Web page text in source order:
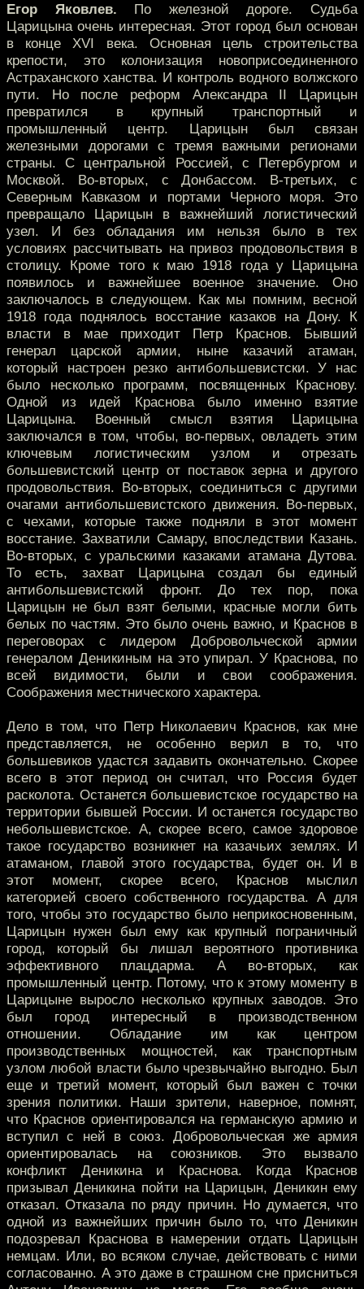
Егор Яковлев. По железной дороге. Судьба
Царицына очень интересная. Этот город был основан
в конце XVI века. Основная цель строительства
крепости, это колонизация новоприсоединенного
Астраханского ханства. И контроль водного волжского
пути. Но после реформ Александра II Царицын
превратился в крупный транспортный и
промышленный центр. Царицын был связан
железными дорогами с тремя важными регионами
страны. С центральной Россией, с Петербургом и
Москвой. Во-вторых, с Донбассом. В-третьих, с
Северным Кавказом и портами Черного моря. Это
превращало Царицын в важнейший логистический
узел. И без обладания им нельзя было в тех
условиях рассчитывать на привоз продовольствия в
столицу. Кроме того к маю 1918 года у Царицына
появилось и важнейшее военное значение. Оно
заключалось в следующем. Как мы помним, весной
1918 года поднялось восстание казаков на Дону. К
власти в мае приходит Петр Краснов. Бывший
генерал царской армии, ныне казачий атаман,
который настроен резко антибольшевистски. У нас
было несколько программ, посвященных Краснову.
Одной из идей Краснова было именно взятие
Царицына. Военный смысл взятия Царицына
заключался в том, чтобы, во-первых, овладеть этим
ключевым логистическим узлом и отрезать
большевистский центр от поставок зерна и другого
продовольствия. Во-вторых, соединиться с другими
очагами антибольшевистского движения. Во-первых,
с чехами, которые также подняли в этот момент
восстание. Захватили Самару, впоследствии Казань.
Во-вторых, с уральскими казаками атамана Дутова.
То есть, захват Царицына создал бы единый
антибольшевистский фронт. До тех пор, пока
Царицын не был взят белыми, красные могли бить
белых по частям. Это было очень важно, и Краснов в
переговорах с лидером Добровольческой армии
генералом Деникиным на это упирал. У Краснова, по
всей видимости, были и свои соображения.
Соображения местнического характера.
Дело в том, что Петр Николаевич Краснов, как мне
представляется, не особенно верил в то, что
большевиков удастся задавить окончательно. Скорее
всего в этот период он считал, что Россия будет
расколота. Останется большевистское государство на
территории бывшей России. И останется государство
небольшевистское. А, скорее всего, самое здоровое
такое государство возникнет на казачьих землях. И
атаманом, главой этого государства, будет он. И в
этот момент, скорее всего, Краснов мыслил
категорией своего собственного государства. А для
того, чтобы это государство было неприкосновенным,
Царицын нужен был ему как крупный пограничный
город, который бы лишал вероятного противника
эффективного плацдарма. А во-вторых, как
промышленный центр. Потому, что к этому моменту в
Царицыне выросло несколько крупных заводов. Это
был город интересный в производственном
отношении. Обладание им как центром
производственных мощностей, как транспортным
узлом любой власти было чрезвычайно выгодно. Был
еще и третий момент, который был важен с точки
зрения политики. Наши зрители, наверное, помнят,
что Краснов ориентировался на германскую армию и
вступил с ней в союз. Добровольческая же армия
ориентировалась на союзников. Это вызвало
конфликт Деникина и Краснова. Когда Краснов
призывал Деникина пойти на Царицын, Деникин ему
отказал. Отказала по ряду причин. Но думается, что
одной из важнейших причин было то, что Деникин
подозревал Краснова в намерении отдать Царицын
немцам. Или, во всяком случае, действовать с ними
согласованно. А это даже в страшном сне присниться